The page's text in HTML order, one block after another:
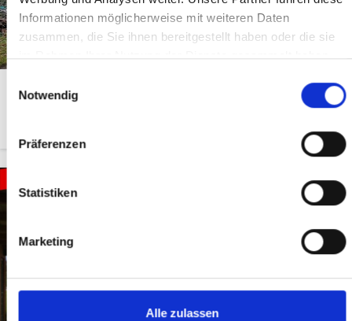
Informationen möglicherweise mit weiteren Daten
zusammen, die Sie ihnen bereitgestellt haben oder die sie
im Rahmen Ihrer Nutzung der Dienste gesammelt haben.
Notwendig
Präferenzen
Statistiken
Marketing
Alle zulassen
137.850 €